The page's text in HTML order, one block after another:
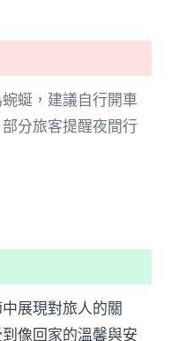
蜒，建議自行開車
分旅客提醒夜間行
展現對旅人的關
像回家的溫馨與安